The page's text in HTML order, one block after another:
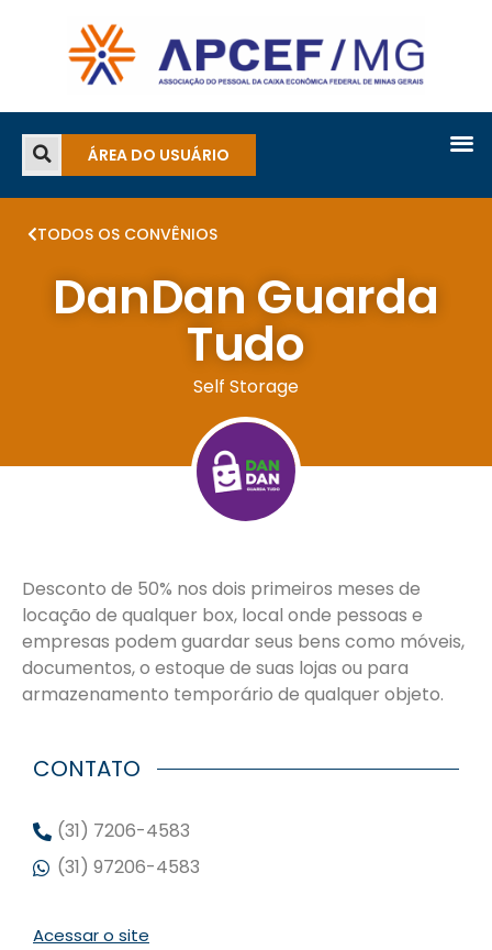
ÁREA DO USUÁRIO
TODOS OS CONVÊNIOS
DanDan Guarda
Tudo
Self Storage
Desconto de 50% nos dois primeiros meses de
locação de qualquer box, local onde pessoas e
empresas podem guardar seus bens como móveis,
documentos, o estoque de suas lojas ou para
armazenamento temporário de qualquer objeto.
CONTATO
(31) 7206-4583
(31) 97206-4583
Acessar o site